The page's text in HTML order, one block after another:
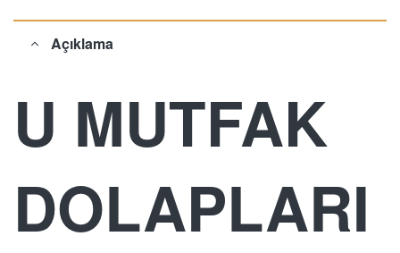
Açıklama
U MUTFAK
DOLAPLARI